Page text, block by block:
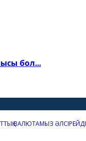
бол...
ВАЛЮТАМЫЗ ӘЛСІРЕЙДІ